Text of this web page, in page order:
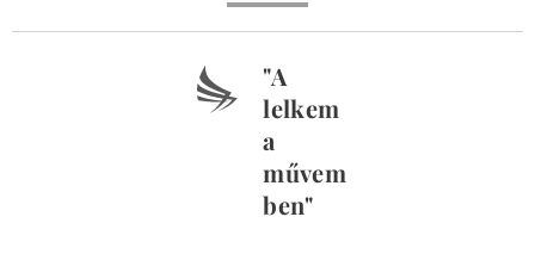
"A
lelkem
a
művem
ben"